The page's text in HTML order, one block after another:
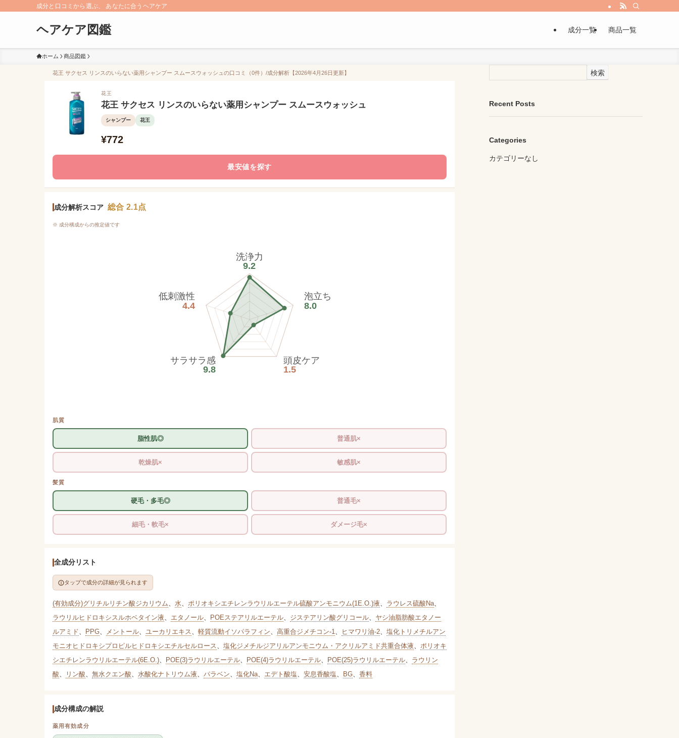
成分と口コミから選ぶ、 あなたに合うヘアケア
ヘアケア図鑑 成分一覧 商品一覧
ホーム 商品図鑑
花王 サクセス リンスのいらない薬用シャンプー スムースウォッシュの口コミ（0件）/成分解析【2026年4月26日更新】
花王
花王 サクセス リンスのいらない薬用シャンプー スムースウォッシュ
シャンプー 花王
¥772
最安値を探す
成分解析スコア 総合 2.1点
※ 成分構成からの推定値です
洗浄力
9.2
泡立ち
8.0
頭皮ケア
1.5
サラサラ感
9.8
低刺激性
4.4
肌質
脂性肌◎ 普通肌×
乾燥肌× 敏感肌×
髪質
硬毛・多毛◎ 普通毛×
細毛・軟毛× ダメージ毛×
全成分リスト
タップで成分の詳細が見られます
(有効成分)グリチルリチン酸ジカリウム、 水、 ポリオキシエチレンラウリルエーテル硫酸アンモニウム(1E.O.)液、 ラウレス硫酸Na、
ラウリルヒドロキシスルホベタイン液、 エタノール、 POEステアリルエーテル、 ジステアリン酸グリコール、 ヤシ油脂肪酸エタノー
ルアミド、 PPG、 メントール、 ユーカリエキス、 軽質流動イソパラフィン、 高重合ジメチコン-1、 ヒマワリ油-2、 塩化トリメチルアン
モニオヒドロキシプロピルヒドロキシエチルセルロース、 塩化ジメチルジアリルアンモニウム・アクリルアミド共重合体液、 ポリオキ
シエチレンラウリルエーテル(6E.O.)、 POE(3)ラウリルエーテル、 POE(4)ラウリルエーテル、 POE(25)ラウリルエーテル、 ラウリン
酸、 リン酸、 無水クエン酸、 水酸化ナトリウム液、 パラベン、 塩化Na、 エデト酸塩、 安息香酸塩、 BG、 香料
成分構成の解説
薬用有効成分
検索
Recent Posts
Categories
カテゴリーなし